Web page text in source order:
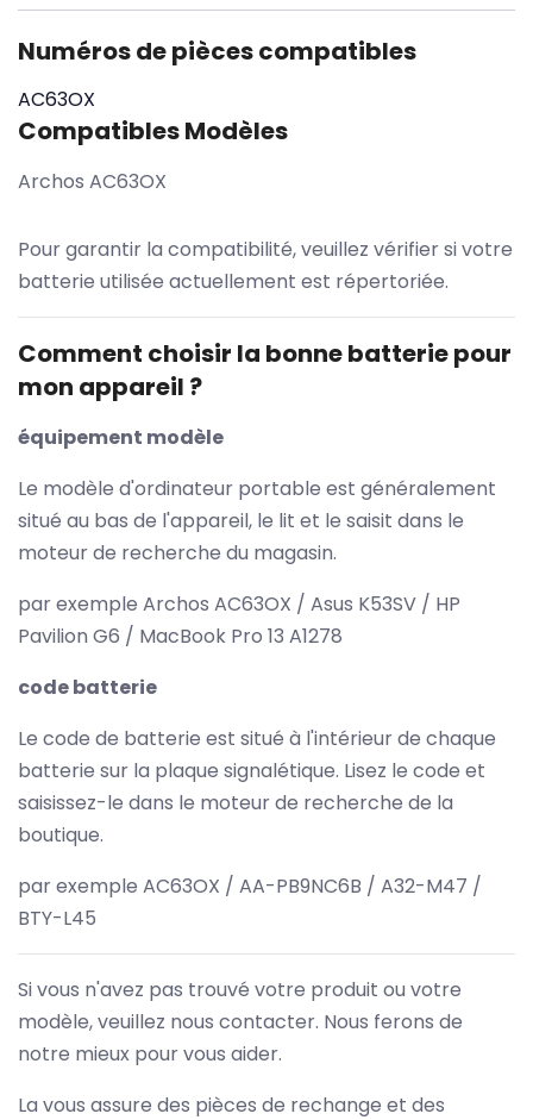
Numéros de pièces compatibles
AC63OX
Compatibles Modèles
Archos AC63OX
Pour garantir la compatibilité, veuillez vérifier si votre
batterie utilisée actuellement est répertoriée.
Comment choisir la bonne batterie pour
mon appareil ?
équipement modèle
Le modèle d'ordinateur portable est généralement
situé au bas de l'appareil, le lit et le saisit dans le
moteur de recherche du magasin.
par exemple Archos AC63OX / Asus K53SV / HP
Pavilion G6 / MacBook Pro 13 A1278
code batterie
Le code de batterie est situé à l'intérieur de chaque
batterie sur la plaque signalétique. Lisez le code et
saisissez-le dans le moteur de recherche de la
boutique.
par exemple AC63OX / AA-PB9NC6B / A32-M47 /
BTY-L45
Si vous n'avez pas trouvé votre produit ou votre
modèle, veuillez nous contacter. Nous ferons de
notre mieux pour vous aider.
La vous assure des pièces de rechange et des